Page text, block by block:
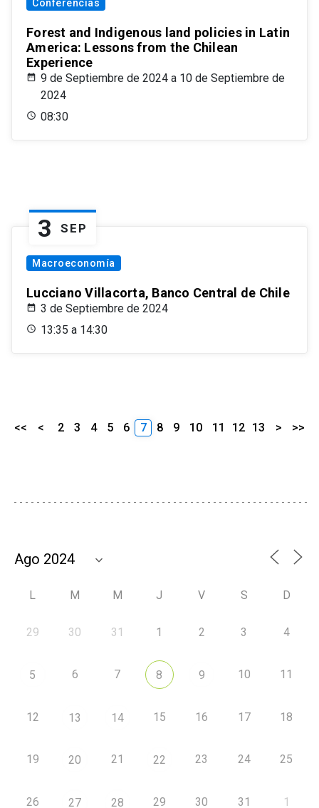
Conferencias
Forest and Indigenous land policies in Latin
America: Lessons from the Chilean
Experience
9 de Septiembre de 2024 a 10 de Septiembre de
2024
08:30
3 SEP
Macroeconomía
Lucciano Villacorta, Banco Central de Chile
3 de Septiembre de 2024
13:35 a 14:30
<< < 2 3 4 5 6 7 8 9 10 11 12 13 > >>
L M M J V S D
29 30 31 1 2 3 4
5 6 7 8 9 10 11
12 13 14 15 16 17 18
19 20 21 22 23 24 25
26 27 28 29 30 31 1